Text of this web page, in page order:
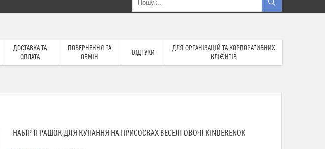
ДОСТАВКА ТА
ОПЛАТА
ПОВЕРНЕННЯ ТА
ОБМІН
ВІДГУКИ
ДЛЯ ОРГАНІЗАЦІЙ ТА КОРПОРАТИВНИХ
КЛІЄНТІВ
НАБІР ІГРАШОК ДЛЯ КУПАННЯ НА ПРИСОСКАХ ВЕСЕЛІ ОВОЧІ KINDERENOK